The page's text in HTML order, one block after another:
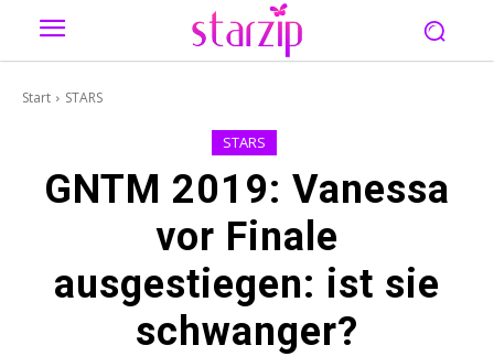
Start STARS
STARS
GNTM 2019: Vanessa
vor Finale
ausgestiegen: ist sie
schwanger?